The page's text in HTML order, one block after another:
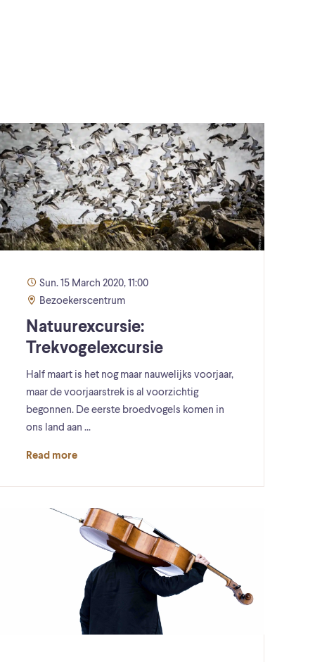
Sun. 15 March 2020, 11:00
Bezoekerscentrum
Natuurexcursie:
Trekvogelexcursie
Half maart is het nog maar nauwelijks voorjaar,
maar de voorjaarstrek is al voorzichtig
begonnen. De eerste broedvogels komen in
ons land aan ...
Read more